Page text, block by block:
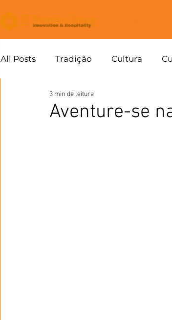
All Posts Tradição Cultura
JJ HOTELS GROUP
Aventure-se
3 min de leitura